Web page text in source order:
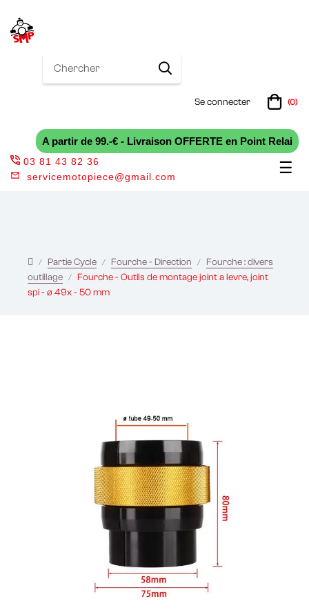
Se connecter (0)
A partir de 99.-€ - Livraison OFFERTE en Point Relai
☰
03 81 43 82 36
servicemotopiece@gmail.com
Partie Cycle Fourche - Direction
Fourche : divers
outillage
Fourche - Outils de montage joint a levre, joint
spi - ø 49x - 50 mm